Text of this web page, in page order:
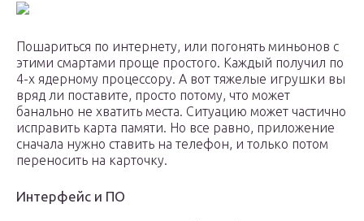
Пошариться по интернету, или погонять миньонов с
этими смартами проще простого. Каждый получил по
4-х ядерному процессору. А вот тяжелые игрушки вы
вряд ли поставите, просто потому, что может
банально не хватить места. Ситуацию может частично
исправить карта памяти. Но все равно, приложение
сначала нужно ставить на телефон, и только потом
переносить на карточку.
Интерфейс и ПО